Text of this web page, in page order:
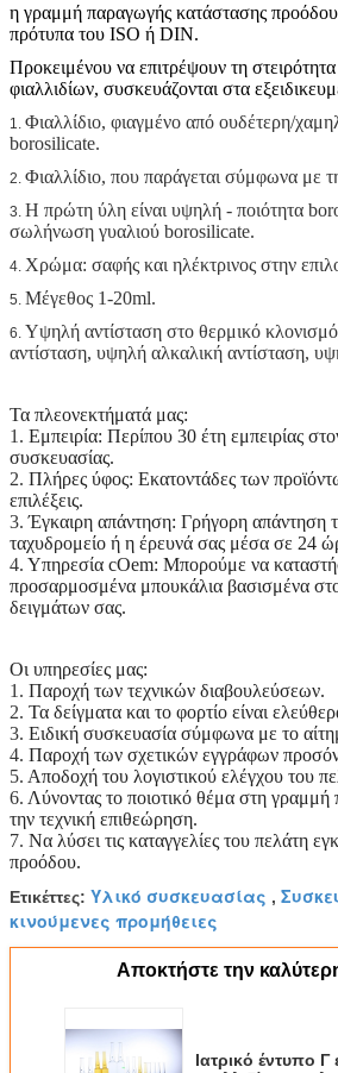
η γραμμή παραγωγής κατάστασης
πρότυπα του ISO ή DIN.
Προκειμένου να επιτρέψουν τη
φιαλλιδίων, συσκευάζονται στα
1. Φιαλλίδιο, φιαγμένο από ουδέτερη/
borosilicate.
2. Φιαλλίδιο, που παράγεται σύμφωνα με
3. Η πρώτη ύλη είναι υψηλή - ποιότητα
σωλήνωση γυαλιού borosilicate.
4. Χρώμα: σαφής και ηλέκτρινος στην
5. Μέγεθος 1-20ml.
6. Υψηλή αντίσταση στο θερμικό
αντίσταση, υψηλή αλκαλική αντίσταση,
Τα πλεονεκτήματά μας:
1. Εμπειρία: Περίπου 30 έτη εμπειρίας
συσκευασίας.
2. Πλήρες ύφος: Εκατοντάδες των
επιλέξεις.
3.Έγκαιρη απάντηση: Γρήγορη απάντηση
ταχυδρομείο ή η έρευνά σας μέσα σε 24
4. Υπηρεσία cOem: Μπορούμε να
προσαρμοσμένα μπουκάλια βασισμένα
δειγμάτων σας.
Οι υπηρεσίες μας:
1. Παροχή των τεχνικών διαβουλεύσεων.
2. Τα δείγματα και το φορτίο είναι
3. Ειδική συσκευασία σύμφωνα με το
4. Παροχή των σχετικών εγγράφων
5. Αποδοχή του λογιστικού ελέγχου του
6. Λύνοντας το ποιοτικό θέμα στη γραμμή
την τεχνική επιθεώρηση.
7. Να λύσει τις καταγγελίες του πελάτη
προόδου.
Ετικέττες: Υλικό συσκευασίας ,
κινούμενες προμήθειες
Αποκτήστε την
Ιατρικό έντυπο